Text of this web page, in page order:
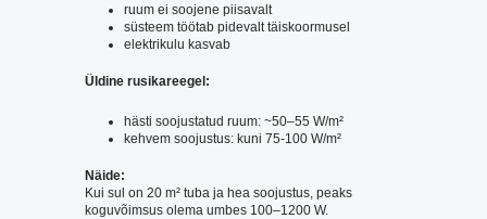
ruum ei soojene piisavalt
süsteem töötab pidevalt täiskoormusel
elektrikulu kasvab
Üldine rusikareegel:
hästi soojustatud ruum: ~50–55 W/m²
kehvem soojustus: kuni 75-100 W/m²
Näide:
Kui sul on 20 m² tuba ja hea soojustus, peaks
koguvõimsus olema umbes 100–1200 W.